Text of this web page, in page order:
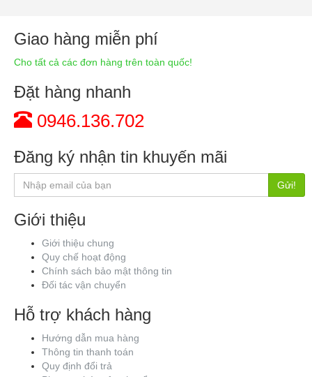
Giao hàng miễn phí
Cho tất cả các đơn hàng trên toàn quốc!
Đặt hàng nhanh
0946.136.702
Đăng ký nhận tin khuyến mãi
Gửi!
Giới thiệu
Giới thiệu chung
Quy chế hoạt động
Chính sách bảo mật thông tin
Đối tác vận chuyển
Hỗ trợ khách hàng
Hướng dẫn mua hàng
Thông tin thanh toán
Quy định đổi trả